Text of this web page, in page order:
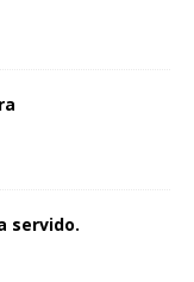
servido.